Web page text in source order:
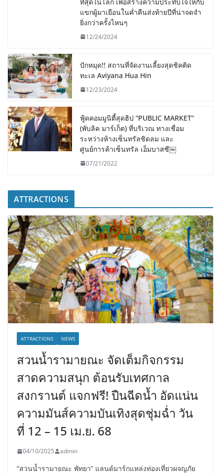
แขกผู้มาเยือนในค่ำคืนส่งท้ายปีที่น่าจดจำ
ยิ่งกว่าครั้งไหนๆ
12/24/2024
ปักหมุด!! สถานที่จัดงานเลี้ยงสุดชิคติด
ทะเล Aviyana Hua Hin
12/23/2024
ฟู้ดคอมมูนิตี้สุดฮิป “PUBLIC MARKET”
(พับลิค มาร์เก็ต) ที่บริเวณ ทางเชื่อม
ระหว่างห้างเซ็นทรัลชิดลม และ
ศูนย์การค้าเซ็นทรัล เอ็มบาสซี￼
07/21/2022
ATTRACTIONS
ATTRACTIONS NEWS
สวนน้ำรามายณะ จัดเต็มกิจกรรม
สาดความสนุก ต้อนรับเทศกาล
สงกรานต์ แจกฟรี! ปืนฉีดน้ำ อัดแน่น
ความมันส์ความบันเทิงสุดชุ่มฉ่ำ วัน
ที่ 12 – 15 เม.ย. 68
04/10/2025 admin
“สวนน้ำรามายณะ พัทยา” แลนด์มาร์กแหล่งท่องเที่ยวผจญภัย